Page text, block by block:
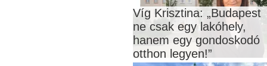
Víg Krisztina: „Budapest
ne csak egy lakóhely,
hanem egy gondoskodó
otthon legyen!”